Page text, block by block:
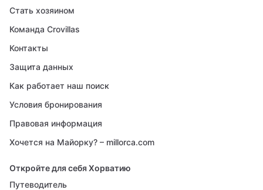
Стать хозяином
Команда Crovillas
Контакты
Защита данных
Как работает наш поиск
Условия бронирования
Правовая информация
Хочется на Майорку? – millorca.com
Откройте для себя Хорватию
Путеводитель